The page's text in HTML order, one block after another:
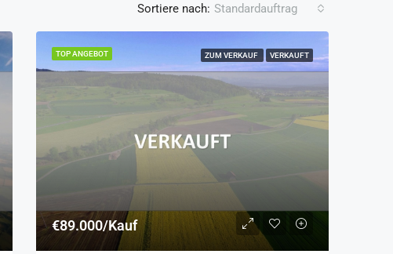
Sortiere nach: Standardauftrag
TOP ANGEBOT ZUM VERKAUF VERKAUFT
€89.000/Kauf